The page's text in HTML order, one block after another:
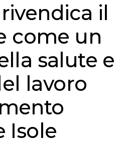
il
come un
salute e
lavoro
Isole